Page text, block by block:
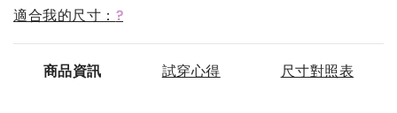
適合我的尺寸： ?
商品資訊 試穿心得 尺寸對照表